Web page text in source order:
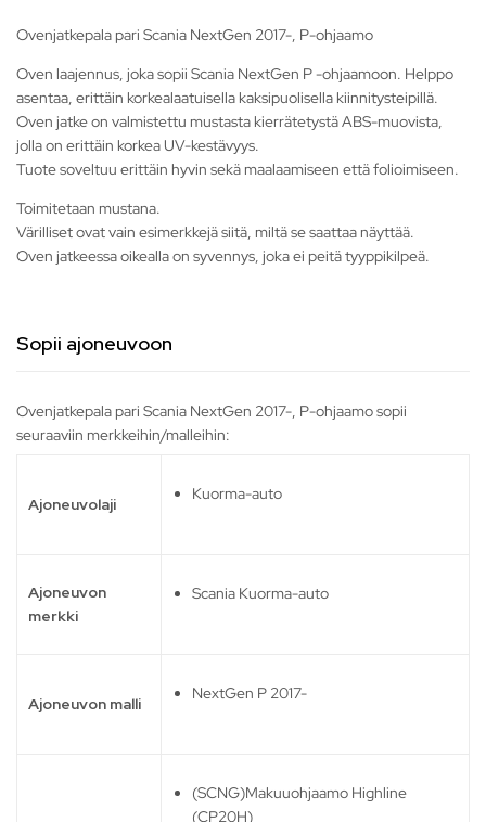
Ovenjatkepala pari Scania NextGen 2017-, P-ohjaamo
Oven laajennus, joka sopii Scania NextGen P -ohjaamoon. Helppo
asentaa, erittäin korkealaatuisella kaksipuolisella kiinnitysteipillä.
Oven jatke on valmistettu mustasta kierrätetystä ABS-muovista,
jolla on erittäin korkea UV-kestävyys.
Tuote soveltuu erittäin hyvin sekä maalaamiseen että folioimiseen.
Toimitetaan mustana.
Värilliset ovat vain esimerkkejä siitä, miltä se saattaa näyttää.
Oven jatkeessa oikealla on syvennys, joka ei peitä tyyppikilpeä.
Sopii ajoneuvoon
Ovenjatkepala pari Scania NextGen 2017-, P-ohjaamo sopii
seuraaviin merkkeihin/malleihin:
Ajoneuvolaji
Kuorma-auto
Ajoneuvon
merkki
Scania Kuorma-auto
Ajoneuvon malli
NextGen P 2017-
(SCNG)Makuuohjaamo Highline
(CP20H)